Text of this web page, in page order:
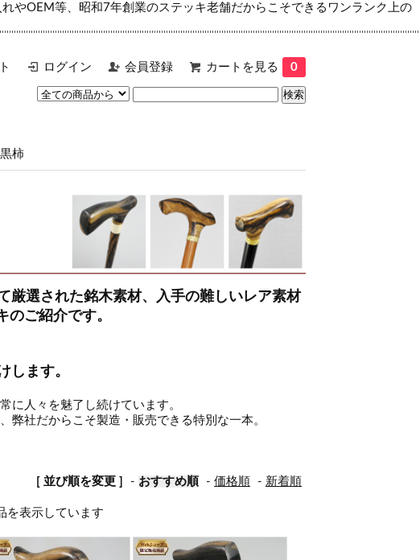
やOEM等、昭和7年創業のステッキ老舗だからこそできるワンランク上の
ログイン 会員登録 カートを見る 0
柿
厳選された銘木素材、入手の難しいレア素材
ご紹介です。
します。
に人々を魅了し続けています。
弊社だからこそ製造・販売できる特別な一本。
[ 並び順を変更 ] - おすすめ順 - 価格順 - 新着順
を表示しています